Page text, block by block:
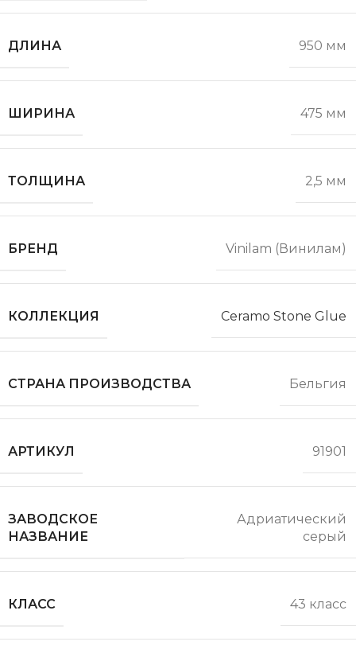
ДЛИНА 950 мм
ШИРИНА 475 мм
ТОЛЩИНА 2,5 мм
БРЕНД Vinilam (Винилам)
КОЛЛЕКЦИЯ Ceramo Stone Glue
СТРАНА ПРОИЗВОДСТВА Бельгия
АРТИКУЛ 91901
ЗАВОДСКОЕ
НАЗВАНИЕ
Адриатический
серый
КЛАСС 43 класс